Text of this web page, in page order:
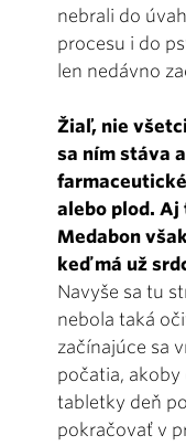
nebrali do
procesu i do
len nedávno
Žiaľ, nie
sa ním stáva
alebo plod.
Medabon
keď má už
Navyše sa tu
nebola taká
začínajúce sa
počatia,
tabletky deň
pokračovať v